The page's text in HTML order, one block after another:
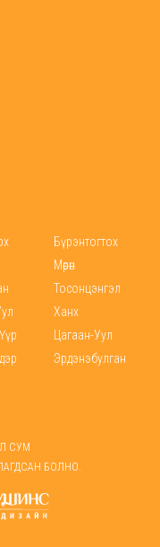
Бүрэнтогтох
Мөрөн
Тосонцэнгэл
Ханх
Цагаан-Уул
Эрдэнэбулган
СУМ
БОЛНО.